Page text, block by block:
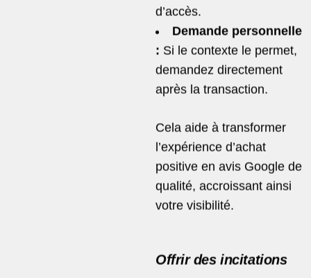
d’accès.
Demande personnelle
: Si le contexte le permet,
demandez directement
après la transaction.
Cela aide à transformer
l’expérience d’achat
positive en avis Google de
qualité, accroissant ainsi
votre visibilité.
Offrir des incitations